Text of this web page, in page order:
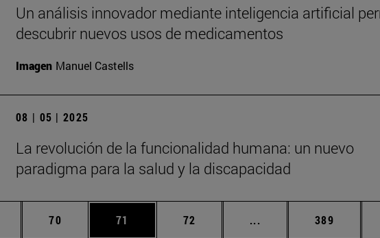
Un análisis innovador mediante inteligencia artificial
descubrir nuevos usos de medicamentos
Imagen Manuel Castells
08 | 05 | 2025
La revolución de la funcionalidad humana: un nuevo
paradigma para la salud y la discapacidad
Páginas intermedias Use TAB para desplazarse.
Página
70 Página
71 Página
72 ... Páginas intermedias
Página
389